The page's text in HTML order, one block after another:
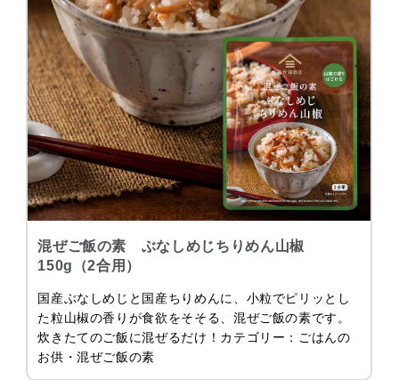
混ぜご飯の素 ぶなしめじちりめん山椒
150g（2合用）
国産ぶなしめじと国産ちりめんに、小粒でピリッとし
た粒山椒の香りが食欲をそそる、混ぜご飯の素です。
炊きたてのご飯に混ぜるだけ！カテゴリー：ごはんの
お供・混ぜご飯の素